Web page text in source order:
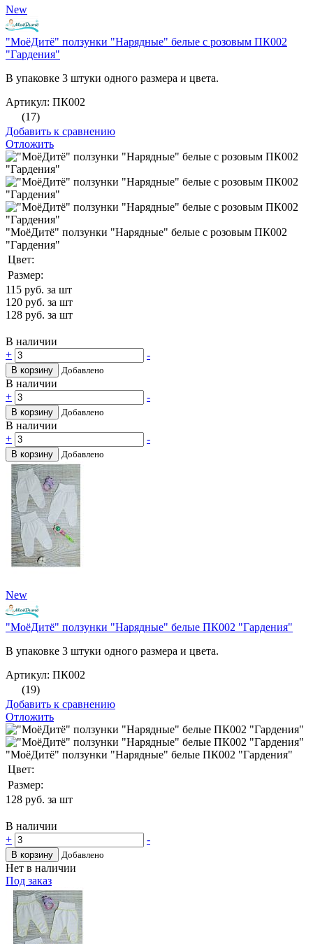
New
"МоёДитё" ползунки "Нарядные" белые с розовым ПК002
"Гардения"
В упаковке 3 штуки одного размера и цвета.
Артикул: ПК002
(17)
Добавить к сравнению
Отложить
"МоёДитё" ползунки "Нарядные" белые с розовым ПК002
"Гардения"
Цвет:
Размер:
115 руб. за шт
120 руб. за шт
128 руб. за шт
В наличии
+
-
В корзину Добавлено
В наличии
+
-
В корзину Добавлено
В наличии
+
-
В корзину Добавлено
New
"МоёДитё" ползунки "Нарядные" белые ПК002 "Гардения"
В упаковке 3 штуки одного размера и цвета.
Артикул: ПК002
(19)
Добавить к сравнению
Отложить
"МоёДитё" ползунки "Нарядные" белые ПК002 "Гардения"
Цвет:
Размер:
128 руб. за шт
В наличии
+
-
В корзину Добавлено
Нет в наличии
Под заказ